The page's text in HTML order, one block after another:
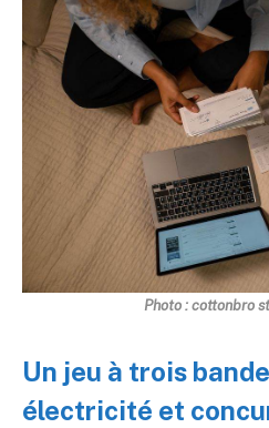
Photo : cottonbro
Un jeu à trois
électricité et